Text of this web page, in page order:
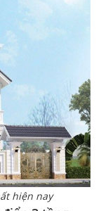
hiện nay